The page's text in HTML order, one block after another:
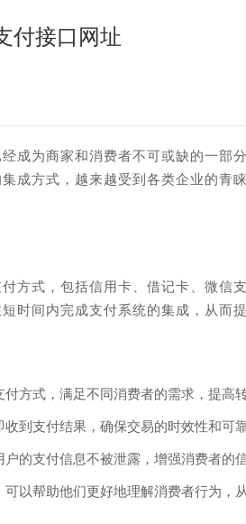
付接口网址
成为商家和消费者不可或缺的一部
成方式，越来越受到各类企业的青
方式，包括信用卡、借记卡、微信
时间内完成支付系统的集成，从而提
方式，满足不同消费者的需求，提高转
到支付结果，确保交易的时效性和可靠
的支付信息不被泄露，增强消费者的信
以帮助他们更好地理解消费者行为，